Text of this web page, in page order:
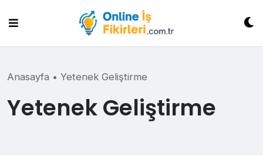
content
Anasayfa • Yetenek Geliştirme
Yetenek Geliştirme